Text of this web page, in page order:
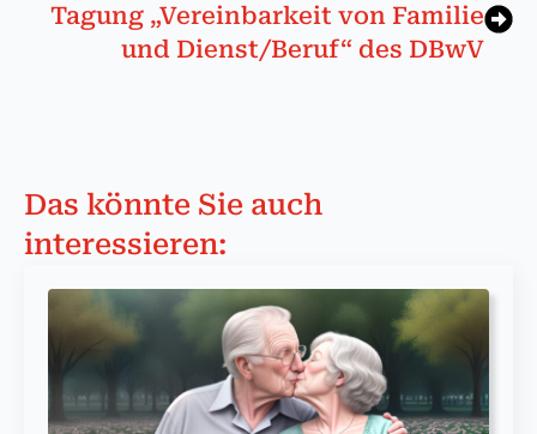
Tagung „Vereinbarkeit von Familie
und Dienst/Beruf“ des DBwV
Das könnte Sie auch
interessieren: